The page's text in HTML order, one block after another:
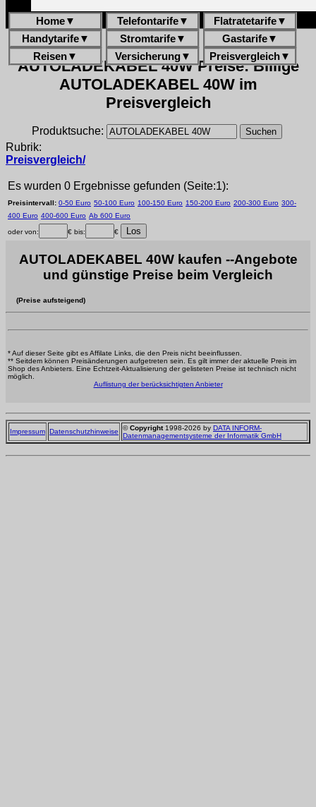
Home▼ Telefontarife▼ Flatratetarife▼
Handytarife▼ Stromtarife▼ Gastarife▼
Reisen▼ Versicherung▼ Preisvergleich▼
AUTOLADEKABEL 40W Preise: Billige
AUTOLADEKABEL 40W im
Preisvergleich
Produktsuche:
Rubrik:
Preisvergleich/
Es wurden 0 Ergebnisse gefunden (Seite:1):
Preisintervall: 0-50 Euro 50-100 Euro 100-150 Euro 150-200 Euro 200-300 Euro 300-
400 Euro 400-600 Euro Ab 600 Euro
oder von: € bis: €
AUTOLADEKABEL 40W kaufen --Angebote
und günstige Preise beim Vergleich
(Preise aufsteigend)
* Auf dieser Seite gibt es Affilate Links, die den Preis nicht beeinflussen.
** Seitdem können Preisänderungen aufgetreten sein. Es gilt immer der aktuelle Preis im
Shop des Anbieters. Eine Echtzeit-Aktualisierung der gelisteten Preise ist technisch nicht
möglich.
Auflistung der berücksichtigten Anbieter
Impressum Datenschutzhinweise ©Copyright1998-2026 by DATA INFORM-
Datenmanagementsysteme der Informatik GmbH